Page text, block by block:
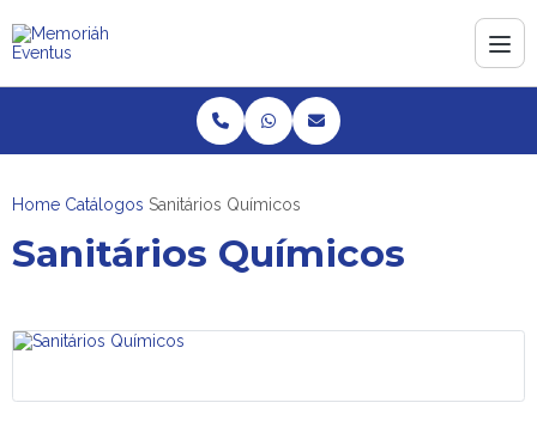
Home Catálogos Sanitários Químicos
Sanitários Químicos